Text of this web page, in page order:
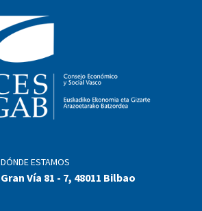
DÓNDE ESTAMOS
Gran Vía 81 - 7, 48011 Bilbao